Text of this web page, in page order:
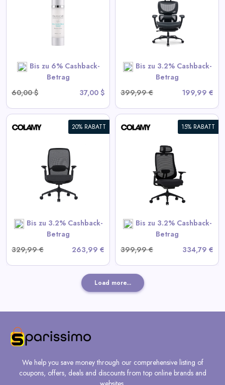
Bis zu 6% Cashback-
Betrag
60,00 $
37,00 $
Bis zu 3.2% Cashback-
Betrag
399,99 €
199,99 €
Ergonomischer Bürostuhl
View All Colamy Deals
SHOP NOW
20% RABATT
Bis zu 3.2% Cashback-
Betrag
329,99 €
263,99 €
15% RABATT
Bis zu 3.2% Cashback-
Betrag
399,99 €
334,79 €
COLAMY ATLAS-01 Exekutive
Ergonomischer Bürostuhl
View All Colamy Deals
SHOP NOW
Load more...
We help you save money through our comprehensive listing of
coupons, offers, deals and discounts from top online brands and